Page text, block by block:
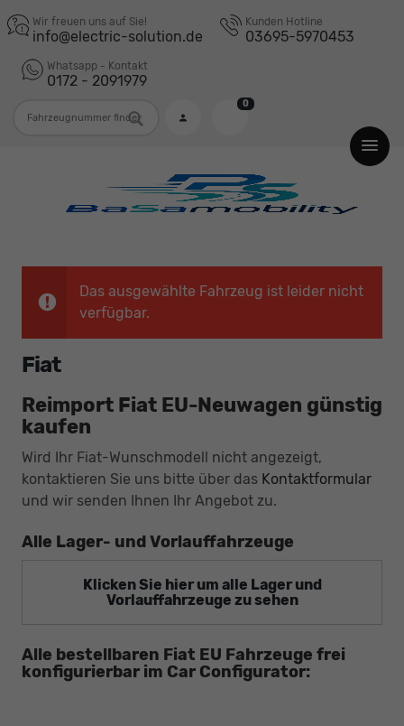
Wir freuen uns auf Sie!
info@electric-solution.de
Kunden Hotline
03695-5970453
Whatsapp - Kontakt
0172 - 2091979
0
Das ausgewählte Fahrzeug ist leider nicht
verfügbar.
Fiat
Reimport Fiat EU-Neuwagen günstig
kaufen
Wird Ihr Fiat-Wunschmodell nicht angezeigt,
kontaktieren Sie uns bitte über das Kontaktformular
und wir senden Ihnen Ihr Angebot zu.
Alle Lager- und Vorlauffahrzeuge
Klicken Sie hier um alle Lager und
Vorlauffahrzeuge zu sehen
Alle bestellbaren Fiat EU Fahrzeuge frei
konfigurierbar im Car Configurator: